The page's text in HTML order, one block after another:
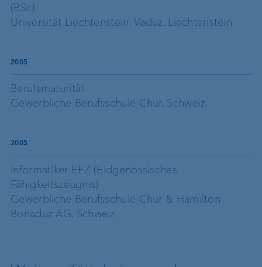
(BSc)
Universität Liechtenstein, Vaduz, Liechtenstein
2005
Berufsmaturität
Gewerbliche Berufsschule Chur, Schweiz
2005
Informatiker EFZ (Eidgenössisches
Fähigkeitszeugnis)
Gewerbliche Berufsschule Chur & Hamilton
Bonaduz AG, Schweiz